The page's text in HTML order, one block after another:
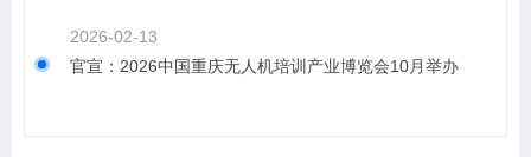
2026-02-13
官宣：2026中国重庆无人机培训产业博览会10月举办